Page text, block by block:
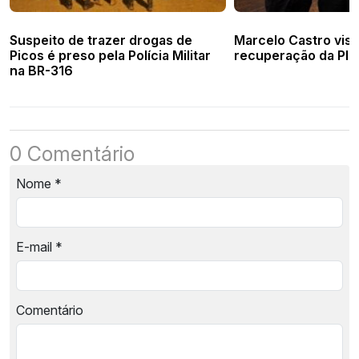
Suspeito de trazer drogas de
Picos é preso pela Polícia Militar
na BR-316
Marcelo Castro
recuperação da PI-
0 Comentário
Nome *
E-mail *
Comentário